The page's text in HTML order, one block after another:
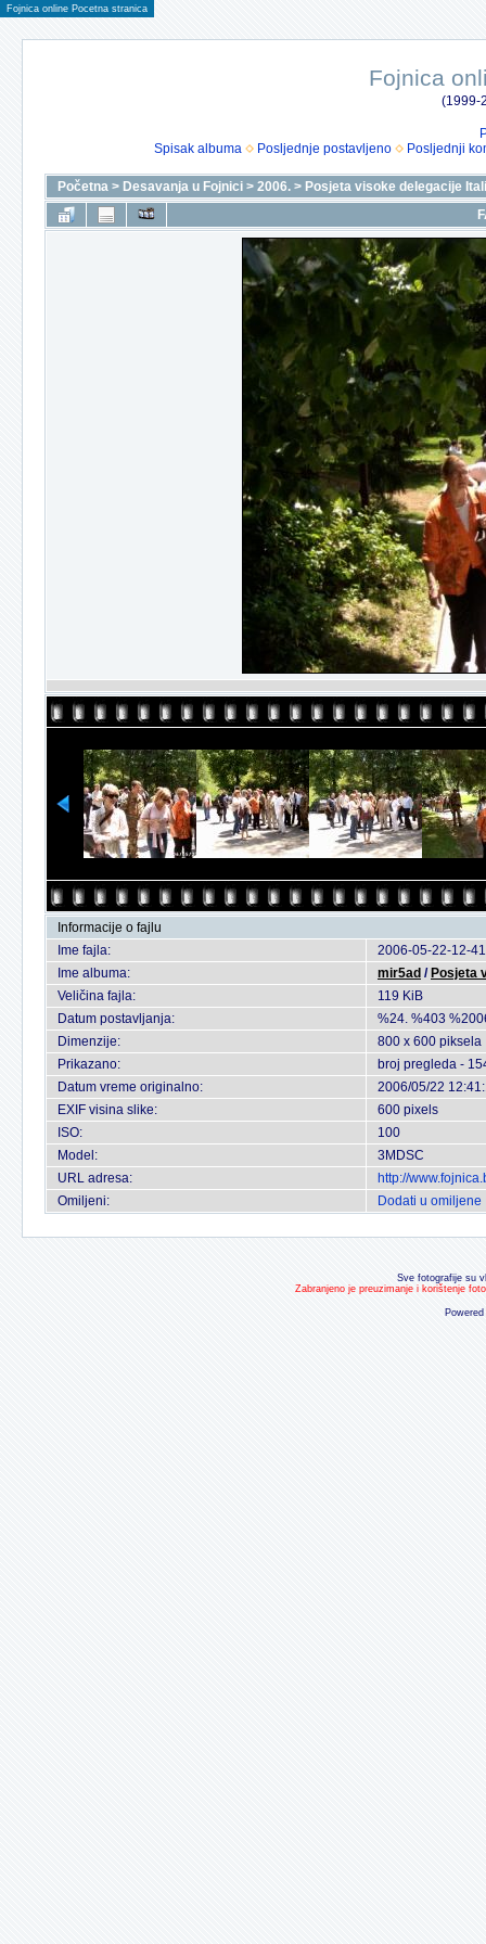
Fojnica online Pocetna stranica
Fojnica
(1999-
Spisak albuma
Posljednje postavljeno Posljednji
Početna > Desavanja u Fojnici > 2006. > Posjeta visoke delegacije
Informacije o fajlu
Ime fajla:
2006-05-22-12-
Ime albuma:
mir5ad / Posjeta
Veličina fajla:
119 KiB
Datum postavljanja:
%24. %403
Dimenzije:
800 x 600 piksela
Prikazano:
broj pregleda -
Datum vreme originalno:
2006/05/22
EXIF visina slike:
600 pixels
ISO:
100
Model:
3MDSC
URL adresa:
http://
Omiljeni:
Dodati u omiljene
Sve fotografije su
Zabranjeno je preuzimanje i korištenje